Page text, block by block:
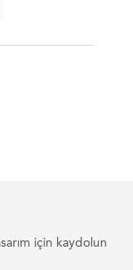
için kaydolun